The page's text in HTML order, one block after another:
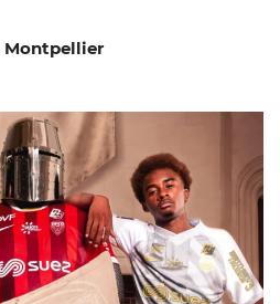
Montpellier